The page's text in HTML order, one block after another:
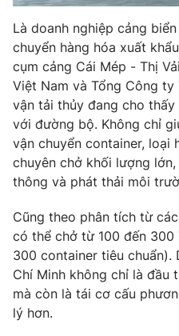
Emagazine
Photo
Video
VTV Money
VTV Sức khoẻ
Thị trường 24h
VTV4
Là doanh nghiệp cảng
chuyển hàng hóa xuất
cụm cảng Cái Mép - Thị
Việt Nam và Tổng Công ty
vận tải thủy đang cho
với đường bộ. Không chỉ
vận chuyển container, loại
chuyên chở khối lượng
thông và phát thải môi
Cũng theo phân tích từ
có thể chở từ 100 đến
300 container tiêu chuẩn).
Chí Minh không chỉ là đầu
mà còn là tái cơ cấu
lý hơn.